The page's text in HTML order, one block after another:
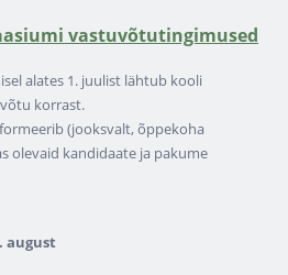
vastuvõtutingimused
alates 1. juulist lähtub kooli
korrast.
(jooksvalt, õppekoha
olevaid kandidaate ja pakume
august